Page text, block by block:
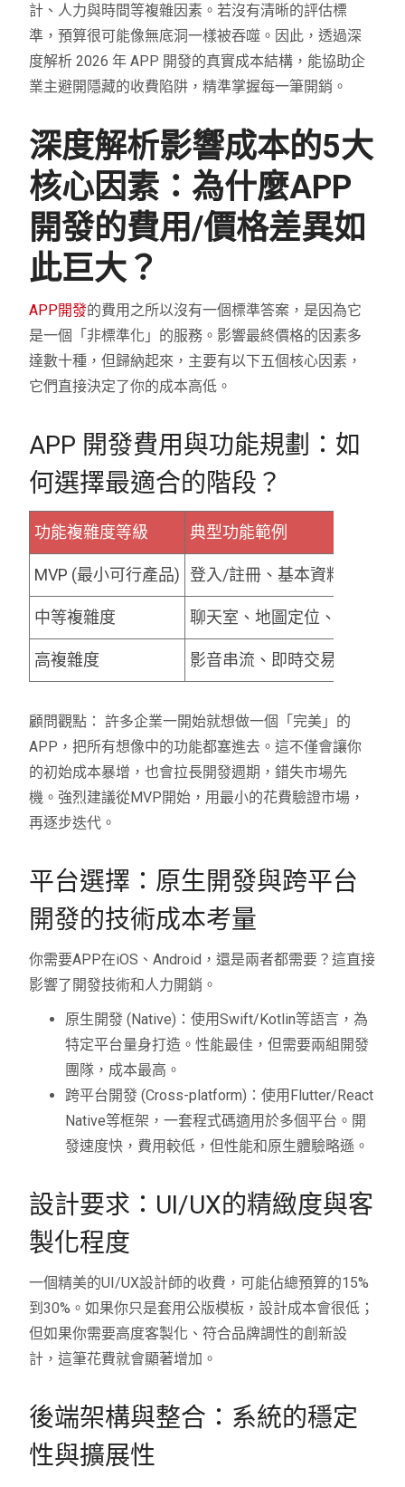
計、人力與時間等複雜因素。若沒有清晰的評估標
準，預算很可能像無底洞一樣被吞噬。因此，透過深
度解析 2026 年 APP 開發的真實成本結構，能協助企
業主避開隱藏的收費陷阱，精準掌握每一筆開銷。
深度解析影響成本的5大
核心因素：為什麼APP
開發的費用/價格差異如
此巨大？
APP開發的費用之所以沒有一個標準答案，是因為它
是一個「非標準化」的服務。影響最終價格的因素多
達數十種，但歸納起來，主要有以下五個核心因素，
它們直接決定了你的成本高低。
APP 開發費用與功能規劃：如
何選擇最適合的階段？
功能複雜度等級 典型功能範例
MVP (最小可行產品) 登入/註冊、基本資料展示、
中等複雜度 聊天室、地圖定位、多層級
高複雜度 影音串流、即時交易、AI推
顧問觀點： 許多企業一開始就想做一個「完美」的
APP，把所有想像中的功能都塞進去。這不僅會讓你
的初始成本暴增，也會拉長開發週期，錯失市場先
機。強烈建議從MVP開始，用最小的花費驗證市場，
再逐步迭代。
平台選擇：原生開發與跨平台
開發的技術成本考量
你需要APP在iOS、Android，還是兩者都需要？這直接
影響了開發技術和人力開銷。
原生開發 (Native)：使用Swift/Kotlin等語言，為
特定平台量身打造。性能最佳，但需要兩組開發
團隊，成本最高。
跨平台開發 (Cross-platform)：使用Flutter/React
Native等框架，一套程式碼適用於多個平台。開
發速度快，費用較低，但性能和原生體驗略遜。
設計要求：UI/UX的精緻度與客
製化程度
一個精美的UI/UX設計師的收費，可能佔總預算的15%
到30%。如果你只是套用公版模板，設計成本會很低；
但如果你需要高度客製化、符合品牌調性的創新設
計，這筆花費就會顯著增加。
後端架構與整合：系統的穩定
性與擴展性